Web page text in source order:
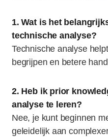
1. Wat is het
technische analyse?
Technische analyse
begrijpen en betere
2. Heb ik prior
analyse te leren?
Nee, je kunt beginnen
geleidelijk aan